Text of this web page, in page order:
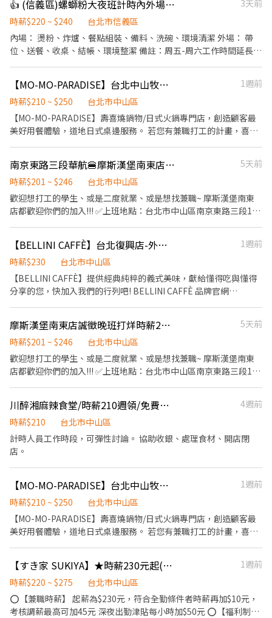
接待 ​維持優雅用餐環境 ​分站式餐點製作（接龍式流暢作業） ​設備維
護與食材管理 ​條件加分： 具備餐飲經驗者優，但更歡迎有服務熱
】📍 7/1 隆重登場！ ​早班：09:30 - 13:30 ​中班：13:30 - 18:30 ​晚
班：18:30 - 22:30 ​【 永康店 】&【 信義店 】 ​午間餐期：10:00 -
14:00 / 10:00 - 17:00 ​晚間餐期：16:45 - 20:30 ​長期兼職標準： 1. 基
本配合 6 個月以上。 2. 每月配合總工時 80 小時以上。 ​💰 薪資與福
升為訓練員最高可達 240元/小時！ ​安心保障： 依法投保、免費年度
健康檢查（我們比你更在意你的健康）。 ​專屬福利： 質感員工制
服、員工餐、團體保險、不定期員工聚餐。 ​📩 加入我們 ​如果你對環
境有堅持，或想體驗新型態的餐飲工作，歡迎跟我們聊聊！
軟飲料、咖啡、茶等，保持飲品供應充足。 5. 送餐：將準備好的菜
品送到客人的桌上，保持食物的溫度和質量。 6. 處理客人需求：對
於客人的額外需求，如更換餐具、增加飲料等，快速且準確地回
應。 7. 解答問題：回答客人對菜單、食品或餐廳服務的相關問題，
接受付款，處理客人的付款方式，如現金、信用卡等。 10. 協作合
作：與廚師、洗碗工和其他餐廳團隊成員合作，確保高效的服務流
合作能力。他們應該能夠快速反應客人需求，提供出色的顧客服
務，並確保餐廳的運作順利。
👍 (信義區)螺螄粉大夜班計時內外場人員(時薪220-240元)
3天前
時薪$220 ~ $240
台北市信義區
內場： 燙粉、炸爐、餐點組裝、備料、洗碗、環境清潔 外場： 帶
位、送餐、收桌、結帳、環境整潔 備註：周五-周六工作時間延長至
【MO-MO-PARADISE】台北中山牧場-外場兼職(早班,中班,晚班)C07
1週前
時薪$210 ~ $250
台北市中山區
【MO-MO-PARADISE】壽喜燒鍋物/日式火鍋專門店，創造顧客最
美好用餐體驗，道地日式桌邊服務。 若您有兼職打工的計畫，喜歡
諮詢服務 3. 店內環境、座位區清潔整理 4. 收銀結帳，開店前準備及
閉店整理作業 5. 完成主管交付工作 ✅工作時段 早班：09:30~17:00
中班：11:00~18:00、12:00~22:00 晚班：17:00~22:30或23:00、
18:00~22:30或23:00 ※排班區間另安排休息時間，週六、週日有一
號出口出站後，步行3分鐘即可抵達。 ✅工作時段說明：依店鋪營運
需求排班；兼職人員每月可配合排班時數須達60小時以上。 ✅提供
免費溫馨員工餐點、交通便利通勤上班很方便。 ✅歡迎無餐飲工作
經驗、對餐飲業有熱忱的您，加入三澧餐飲集團。 -----------------
--------------------------------------------------------- 『加入三澧
成為家人』共同創造無限可能。 1998年於台灣成立-日商三澧餐飲
集團 HUMAX ASIA，屬於日本Wondertable餐飲集團在台分公司。
牌包含， ★義式料理餐廳：BELLINI CAFFÈ、BELLINI Pasta
Pasta、MOLINO手工義大利麵 ★日式鍋物餐廳：Mo-Mo-Paradise
壽喜燒 ★日式天婦羅專門店：天吉屋、吉天麩羅 全台直營店鋪皆位
於各大百貨商場，並持續穩定發展中。 -----------------------------
--------------------------------------------- 【應徵須知】 ①詳閱工
作內容後，請審慎提出應徵申請。 ②履歷初審合適者，將邀請實體
面談，初審資格不符者則不另行通知。 ③錄取的實際任用職稱及薪
資，依面談結果與經驗核定職級。
南京東路三段華航🍔摩斯漢堡南東店徵工讀生時薪201元
5天前
時薪$201 ~ $246
台北市中山區
歡迎想打工的學生、或是二度就業、或是想找兼職~ 摩斯漢堡南東
店都歡迎你們的加入!!! ✅上班地點：台北市中山區南京東路三段116
餐、維護客席環境 （2）內場：製作餐點、油炸點心、洗菜、維護
廚房環境 ✅時薪：201元起 ➠定期檢核，依能力調整薪資+$5/次
➠23:00～06:00加發早夜津貼+$45/時 ✅每月7號領薪水 ✅員工福利
🍔半價餐飲ll超划算！ 🍔在職第二個月起，每月免費漢堡2個 🍔有勞
健保ll照政府規定走，每日薪資清清楚楚！ 🍔免費制服ll衣服變小變
遷制度ll上班表現優良可升遷為計時主管 🎈徵求時段參考(時間都可
以面議喔) 🎈徵求時段參考(時間都可以面議喔) 🎈徵求時段參考(時
想應徵，截圖給我並留言在哪裡看到職缺，以及你想應徵的班別，
謝謝配合哦👍
【BELLINI CAFFÈ】台北復興店-外場兼職(打烊班)$230元起-A01
1週前
時薪$230
台北市中山區
【BELLINI CAFFÈ】提供經典純粹的義式美味，獻給懂得吃與懂得
分享的您，快加入我們的行列吧! BELLINI CAFFÈ 品牌官網
作內容 1. 一般清潔工作、洗滌工作。 2. 店內環境、座位區、工作區
檯面層架清潔整理。 3. 垃圾分類丟棄、器材設備關閉。 4. 完成主管
交付工作。 ✅工作時段 打烊班：20:30~23:00 ※彈性排班可討論
喔。週六與週日正常工時出勤每小時再加5圓，國定假日除外。 ✅工
飲集團。 ✅交通方式，搭乘捷運到店資訊： 台北捷運文湖線-中山國
中站，出站步行5分鐘即可抵達。 ----------------------------------
共同創造無限可能。 1998年於台灣成立-日商三澧餐飲集團 HUMAX
ASIA，屬於日本Wondertable餐飲集團在台分公司。 深耕台灣多年
的日本與義大利美食連鎖品牌，旗下六大連鎖餐飲品牌包含， ★義
式料理餐廳：BELLINICAFFÈ、BELLINIPastaPasta、MOLINO手工
專門店：天吉屋、吉天麩羅 全台直營店鋪皆位於各大百貨商場，並
持續穩定發展中。 --------------------------------------------------
----------------------------- 【應徵須知】 ①詳閱工作內容後，請
審慎提出應徵申請。 ②履歷初審合適者，將邀請實體面談，初審資
格不符者則不另行通知。 ③錄取的實際任用職稱及薪資，依面談結
果與經驗核定職級。
摩斯漢堡南東店誠徵晚班打烊時薪201元起
5天前
時薪$201 ~ $246
台北市中山區
歡迎想打工的學生、或是二度就業、或是想找兼職~ 摩斯漢堡南東
店都歡迎你們的加入!!! ✅上班地點：台北市中山區南京東路三段116
廚房環境 ✅時薪：201元起 ➠定期檢核，依能力調整薪資+$5/次
➠23:00～06:00加發早夜津貼+$45/時 ✅每月7號領薪水 ✅員工福利
🍔半價餐飲ll超划算！ 🍔在職第二個月起，每月免費漢堡2個 🍔有勞
健保ll照政府規定走，每日薪資清清楚楚！ 🍔免費制服ll衣服變小變
遷制度ll上班表現優良可升遷為計時主管 🎈徵求時段參考(時間都可
以面議喔) 🎈徵求時段參考(時間都可以面議喔) 🎈徵求時段參考(時
間都可以面議喔) 😃有意願面試，可詳細詢問，時間可議 或留言你
想應徵，截圖給我並留言在哪裡看到職缺，以及你想應徵的班別，
謝謝配合哦👍
川醉湘麻辣食堂/時薪210週領/免費供餐
4週前
時薪$210
台北市中山區
計時人員工作時段，可彈性討論。 協助收銀、處理食材、開店閉
店。
【MO-MO-PARADISE】台北中山牧場-內場兼職(早班,中班,晚班)C07
1週前
時薪$210 ~ $250
台北市中山區
【MO-MO-PARADISE】壽喜燒鍋物/日式火鍋專門店，創造顧客最
美好用餐體驗，道地日式桌邊服務。 若您有兼職打工的計畫，喜歡
後續處理 3. 開店前準備及閉店整理作業 4. 洗滌與環境清潔 5. 完成主
管交付工作 ✅工作時段 早班：09:00~18:00 中班：
12:00~21:00/22:00 晚班：18:00~23:00 (排班區間另安排休息時
間，週六、週日有一天可排班者尤佳。) ※彈性排班可討論喔。週六
【すき家 SUKIYA】★時薪230元起(含全勤)★民權西路店
1週前
時薪$220 ~ $275
台北市中山區
⭕【兼職時薪】 起薪為$230元，符合全勤條件者時薪再加$10元，
考核調薪最高可加45元 深夜出勤津貼每小時加$50元 ⭕【福利制